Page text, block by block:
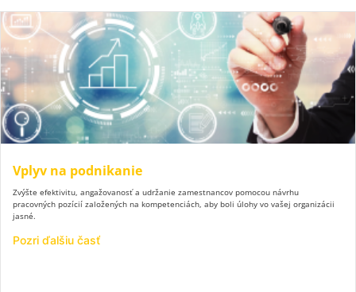
Vplyv na podnikanie
Zvýšte efektivitu, angažovanosť a udržanie zamestnancov pomocou návrhu
pracovných pozícií založených na kompetenciách, aby boli úlohy vo vašej organizácii
jasné.
Pozri ďalšiu časť